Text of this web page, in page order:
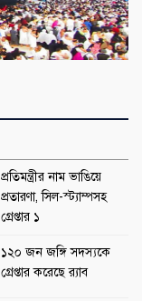
প্রতিমন্ত্রীর নাম ভাঙিয়ে
প্রতারণা, সিল-স্ট্যাম্পসহ
গ্রেপ্তার ১
১২০ জন জঙ্গি সদস্যকে
গ্রেপ্তার করেছে র‌্যাব